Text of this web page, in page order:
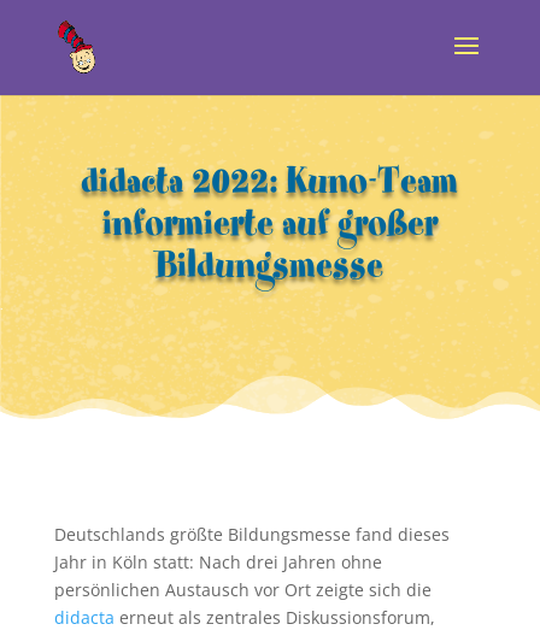
didacta 2022: Kuno-Team
informierte auf großer
Bildungsmesse
Deutschlands größte Bildungsmesse fand dieses
Jahr in Köln statt: Nach drei Jahren ohne
persönlichen Austausch vor Ort zeigte sich die
didacta erneut als zentrales Diskussionsforum,